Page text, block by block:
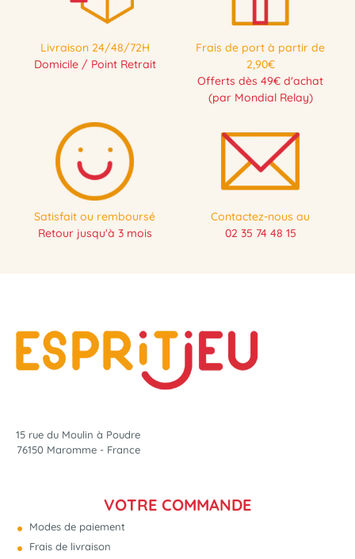
Livraison 24/48/72H
Domicile / Point Retrait
Frais de port à partir de
2,90€
Offerts dès 49€ d'achat
(par Mondial Relay)
Satisfait ou remboursé
Retour jusqu'à 3 mois
Contactez-nous au
02 35 74 48 15
15 rue du Moulin à Poudre
76150 Maromme - France
VOTRE COMMANDE
Modes de paiement
Frais de livraison